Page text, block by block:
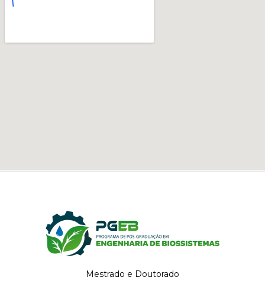
Mestrado e Doutorado